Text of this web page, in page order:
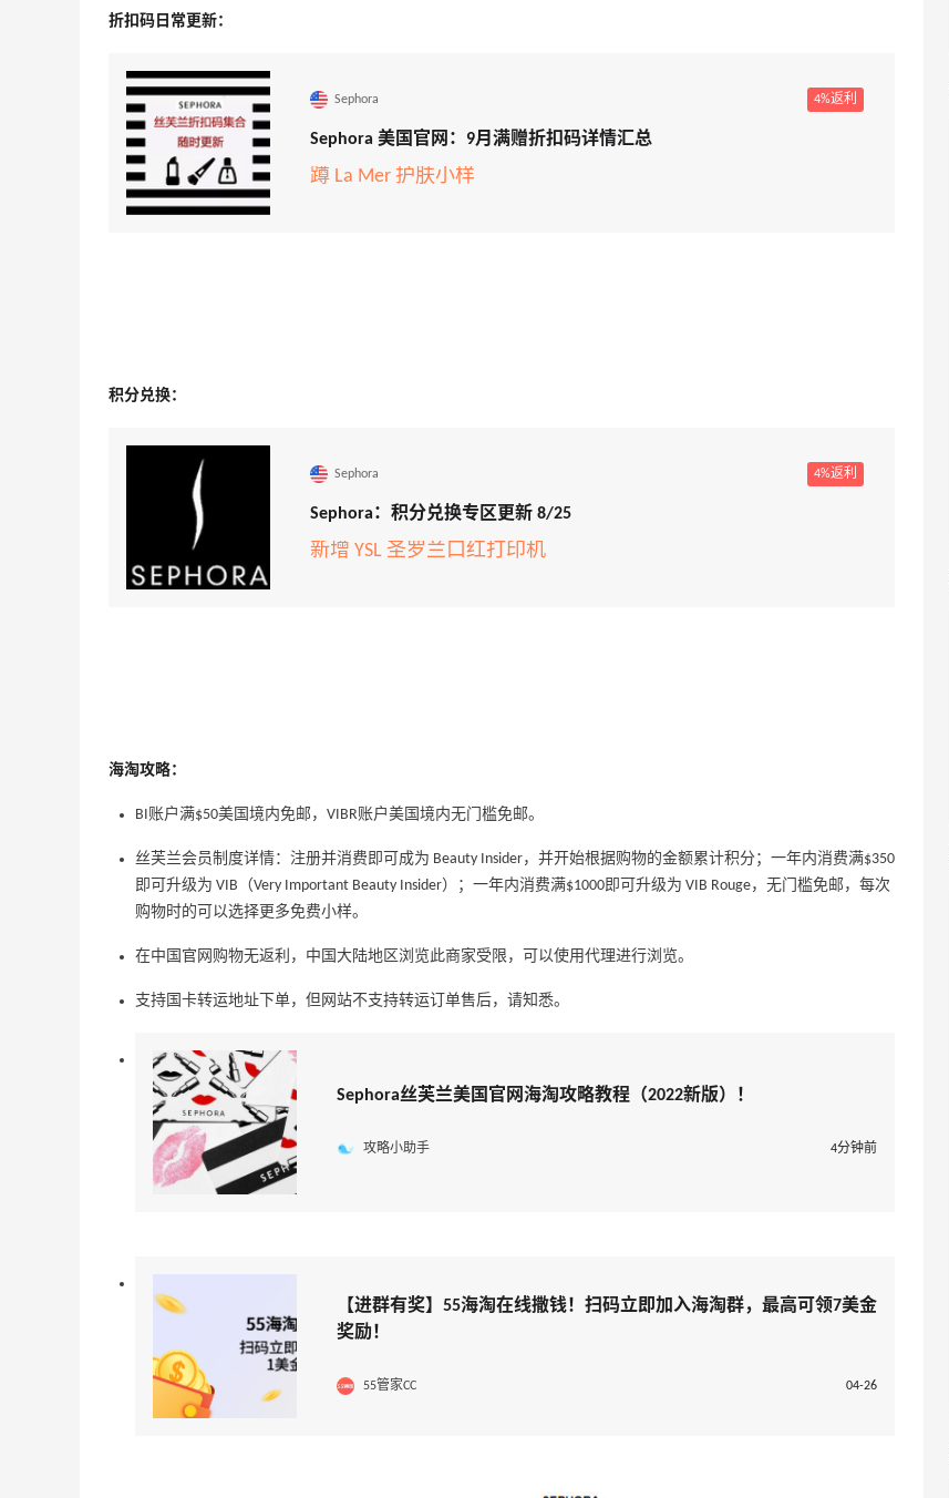
折扣码日常更新：
Sephora 4%返利
Sephora 美国官网：9月满赠折扣码详情汇总
蹲 La Mer 护肤小样
积分兑换：
Sephora 4%返利
Sephora：积分兑换专区更新 8/25
新增 YSL 圣罗兰口红打印机
海淘攻略：
BI账户满$50美国境内免邮，VIBR账户美国境内无门槛免邮。
丝芙兰会员制度详情：注册并消费即可成为 Beauty Insider，并开始根据购物的金额累计积分；一年内消费满$350
即可升级为 VIB（Very Important Beauty Insider）；一年内消费满$1000即可升级为 VIB Rouge，无门槛免邮，每次
购物时的可以选择更多免费小样。
在中国官网购物无返利，中国大陆地区浏览此商家受限，可以使用代理进行浏览。
支持国卡转运地址下单，但网站不支持转运订单售后，请知悉。
Sephora丝芙兰美国官网海淘攻略教程（2022新版）！
攻略小助手 4分钟前
【进群有奖】55海淘在线撒钱！扫码立即加入海淘群，最高可领7美金
奖励！
55管家CC 04-26
低至2折 千鸟格连衣裙$95
Sandro us
【55专享】Base Blu：时尚上新热卖 关注
PRADA、LOEWE、加拿大鹅等
享9折优惠
Base Blu
Bloomingdales：时尚热卖！入手珑骧、
Tory Burch、拉夫劳伦等
iHerb ：88全球好物节！选购日常保健、
健身补剂、护肤洗护等
无门槛7.5折
iHerb
比亚运动热卖
满$200享8.5折优惠+部分送好礼
10天19小时
Mytheresa：折扣区时尚上新热卖 关注